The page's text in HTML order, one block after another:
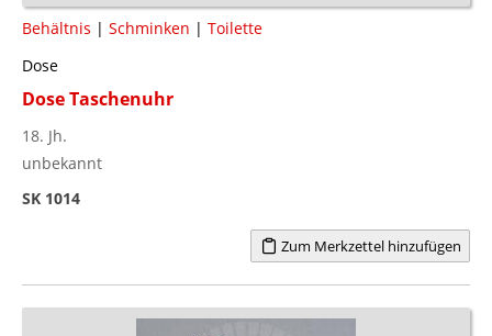
Behältnis | Schminken | Toilette
Dose
Dose Taschenuhr
18. Jh.
unbekannt
SK 1014
Zum Merkzettel hinzufügen